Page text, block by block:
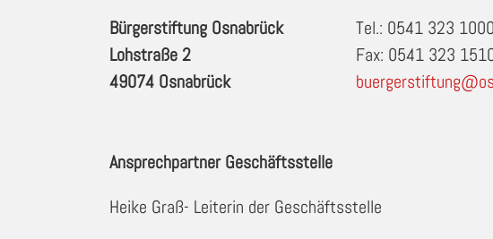
Bürgerstiftung Osnabrück
Lohstraße 2
49074 Osnabrück
Tel.: 0541 323 1000
Fax: 0541 323
Ansprechpartner Geschäftsstelle
Heike Graß- Leiterin der Geschäftsstelle